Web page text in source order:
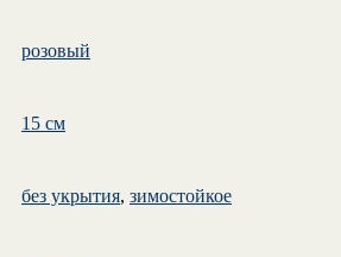
розовый
15 см
без укрытия, зимостойкое